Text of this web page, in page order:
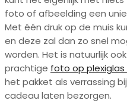
foto of afbeelding een
Met één druk op de muis
en deze zal dan zo snel
worden. Het is natuurlijk
prachtige foto op
het pakket als verrassing
cadeau laten bezorgen.